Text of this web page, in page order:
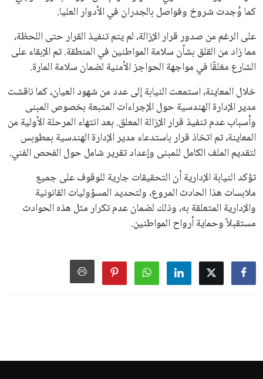
كما وُجدت شروخ وفواصل بالجدران في الأدوار العليا.
على الرغم من صدور قرار الإزالة، لم يتم تنفيذ القرار حتى اللحظة،
مما زاد من القلق بشأن سلامة المواطنين في المنطقة. تم الإبقاء على
الشارع مغلقًا في مواجهة الحواجز الأمنية لضمان سلامة المارة.
خلال المعاينة، استمعت النيابة إلى عدد من شهود العيان، كما ناقشت
مدير الإدارة الهندسية حول الإجراءات المتبعة بخصوص المبنى
وأسباب عدم تنفيذ قرار الإزالة المعلق. بعد انتهاء المرحلة الأولية من
المعاينة، تم اتخاذ قرار باستدعاء مدير الإدارة الهندسية بمطوبس
لتقديم الملف الكامل للمبنى وإعداد تقرير شامل حول الفحص الفني.
تؤكد النيابة الإدارية أن التحقيقات جارية للوقوف على جميع
ملابسات هذا الحادث المروع، ولتحديد المسؤوليات القانونية
والإدارية المتعلقة به، وذلك لضمان عدم تكرار مثل هذه الحوادث
مستقبلاً وحماية أرواح المواطنين.